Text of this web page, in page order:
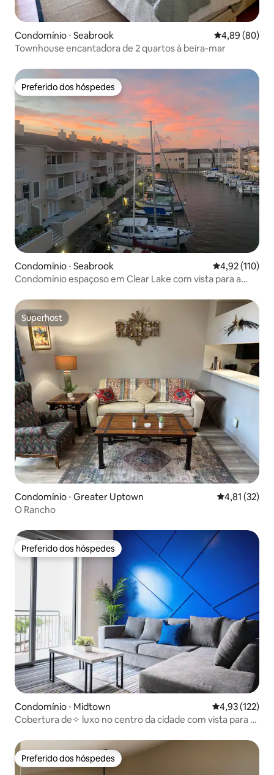
Condomínio ⋅ Seabrook 4,89 de uma
4,89 (80)
Townhouse encantadora de 2 quartos à beira-mar
Preferido dos hóspedes
Preferido dos hóspedes
Condomínio ⋅ Seabrook 4,92 de uma
4,92 (110)
Condomínio espaçoso em Clear Lake com vista para a
Superhost
Superhost
Condomínio ⋅ Greater Uptown 4,81 de uma
4,81 (32)
O Rancho
Preferido dos hóspedes
Preferido dos hóspedes
Condomínio ⋅ Midtown 4,93 de uma
4,93 (122)
Cobertura de✧ luxo no centro da cidade com vista para o
Preferido dos hóspedes
Preferido dos hóspedes